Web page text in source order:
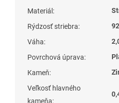
Materiál :
Rýdzosť striebra:
Váha:
Povrchová úprava:
Kameň:
Veľkosť hlavného
kameňa: